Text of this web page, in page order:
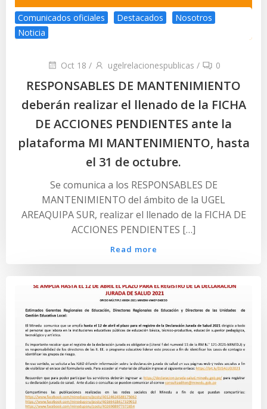
Comunicados oficiales Destacados
Nosotros
Noticia
Oct 18 / ugelrelacionespublicas / 0
RESPONSABLES DE MANTENIMIENTO
deberán realizar el llenado de la FICHA
DE ACCIONES PENDIENTES ante la
plataforma MI MANTENIMIENTO, hasta
el 31 de octubre.
Se comunica a los RESPONSABLES DE
MANTENIMIENTO del ámbito de la UGEL
AREAQUIPA SUR, realizar el llenado de la FICHA DE
ACCIONES PENDIENTES […]
Read more